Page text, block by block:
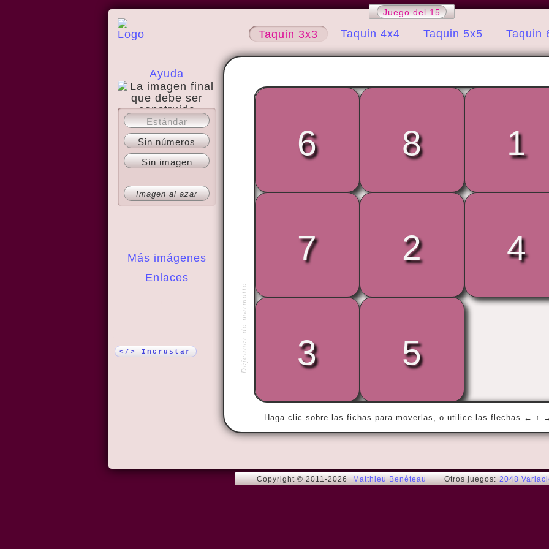
Juego del 15
Taquin 3x3 Taquin 4x4 Taquin 5x5 Taquin
Ayuda
Acerca del sitio
Más imágenes
Enlaces
Estándar
Sin números
Sin imagen
Imagen al azar
</> Incrustar Déjeuner de marmotte
Haga clic sobre las fichas para moverlas, o utilice las flechas ← ↑
Then we met... »
6 8 1
7 2 4
3 5
Copyright © 2011-2026 Matthieu Benéteau Otros juegos: 2048